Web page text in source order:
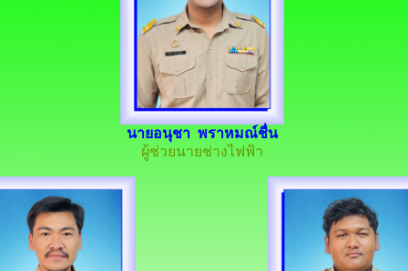
นายอนุชา พราหมณ์ชื่น
ผู้ช่วยนายช่างไฟฟ้า